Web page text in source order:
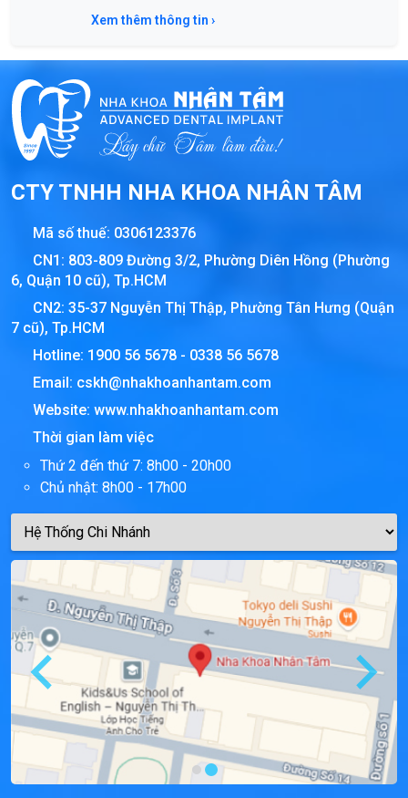
Xem thêm thông tin ›
CTY TNHH NHA KHOA NHÂN TÂM
Mã số thuế: 0306123376
CN1: 803-809 Đường 3/2, Phường Diên Hồng (Phường
6, Quận 10 cũ), Tp.HCM
CN2: 35-37 Nguyễn Thị Thập, Phường Tân Hưng (Quận
7 cũ), Tp.HCM
Hotline: 1900 56 5678 - 0338 56 5678
Email: cskh@nhakhoanhantam.com
Website: www.nhakhoanhantam.com
Thời gian làm việc
Thứ 2 đến thứ 7: 8h00 - 20h00
Chủ nhật: 8h00 - 17h00